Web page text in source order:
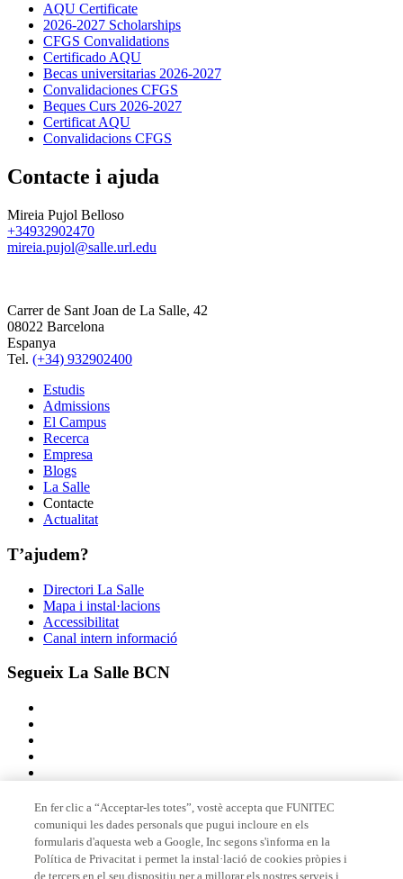
AQU Certificate
2026-2027 Scholarships
CFGS Convalidations
Certificado AQU
Becas universitarias 2026-2027
Convalidaciones CFGS
Beques Curs 2026-2027
Certificat AQU
Convalidacions CFGS
Contacte i ajuda
Mireia Pujol Belloso
+34932902470
mireia.pujol@salle.url.edu
Carrer de Sant Joan de La Salle, 42
08022 Barcelona
Espanya
Tel. (+34) 932902400
Estudis
Admissions
El Campus
Recerca
Empresa
Blogs
La Salle
Contacte
Actualitat
T’ajudem?
Directori La Salle
Mapa i instal·lacions
Accessibilitat
Canal intern informació
Segueix La Salle BCN
Membre de
En fer clic a “Acceptar-les totes”, vostè accepta que FUNITEC
comuniqui les dades personals que pugui incloure en els
formularis d'aquesta web a Google, Inc segons s'informa en la
Política de Privacitat i permet la instal·lació de cookies pròpies i
de tercers en el seu dispositiu per a millorar els nostres serveis i